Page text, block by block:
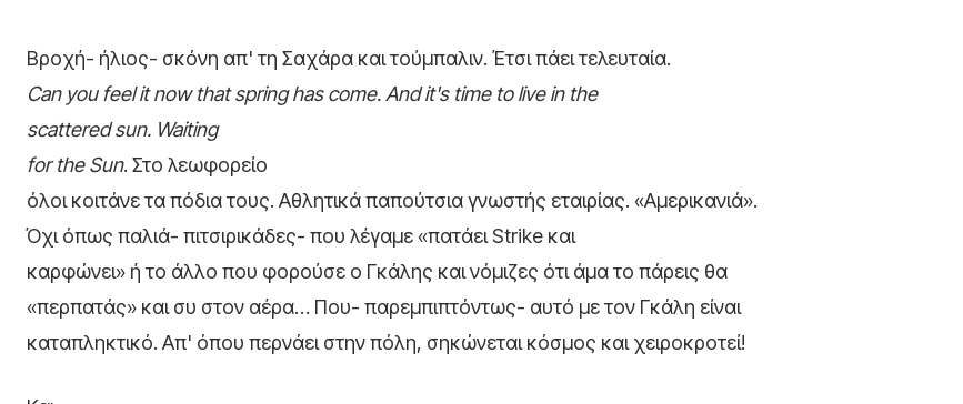
Βροχή- ήλιος- σκόνη απ' τη Σαχάρα και τούμπαλιν. Έτσι πάει τελευταία.
Can you feel it now that spring has come. And it's time to live in the
scattered sun. Waiting
fortheSun. Στο λεωφορείο
όλοι κοιτάνε τα πόδια τους. Αθλητικά παπούτσια γνωστής εταιρίας. «Αμερικανιά».
Όχι όπως παλιά- πιτσιρικάδες- που λέγαμε «πατάει Strike και
καρφώνει» ή το άλλο που φορούσε ο Γκάλης και νόμιζες ότι άμα το πάρεις θα
«περπατάς» και συ στον αέρα… Που- παρεμπιπτόντως- αυτό με τον Γκάλη είναι
καταπληκτικό. Απ' όπου περνάει στην πόλη, σηκώνεται κόσμος και χειροκροτεί!